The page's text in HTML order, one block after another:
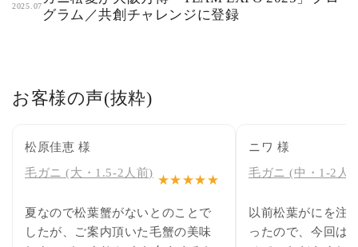
2025.07
グラム／共創チャレンジに登録
お客様の声(抜粋)
松原佳恵 様
毛ガニ (大・1.5-2人前)
★★★★★
夏なので松葉蟹がないとのことで
したが、ご案内頂いた毛蟹の美味
ニワ 様
毛ガニ (中・1-2人
以前松葉がにを注
ったので、今回は